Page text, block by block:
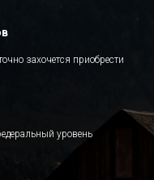
захочется приобрести
уровень